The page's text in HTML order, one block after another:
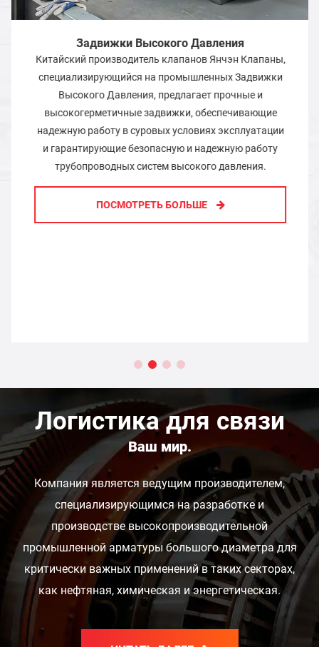
Задвижки Высокого Давления
Китайский производитель клапанов Янчэн Клапаны,
специализирующийся на промышленных Задвижки
Высокого Давления, предлагает прочные и
высокогерметичные задвижки, обеспечивающие
надежную работу в суровых условиях эксплуатации
и гарантирующие безопасную и надежную работу
трубопроводных систем высокого давления.
ПОСМОТРЕТЬ БОЛЬШЕ
Логистика для связи
Ваш мир.
Компания является ведущим производителем,
специализирующимся на разработке и
производстве высокопроизводительной
промышленной арматуры большого диаметра для
критически важных применений в таких секторах,
как нефтяная, химическая и энергетическая.